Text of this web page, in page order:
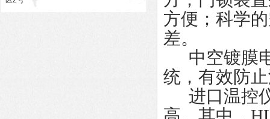
方便；科学
差。
中空镀膜电
统，有效防
进口温控仪